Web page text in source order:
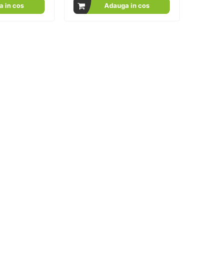
in cos Adauga in cos